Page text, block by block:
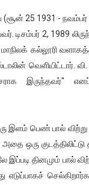
(சூன் 25 1931 - நவம்பர்
டிசம்பர் 2, 1989
கல்லூரி
வெளியிட்டார்.
இருந்தவர்" எனப்
இளம் பெண் பால்
அதை ஒரு
தினமும் பால்